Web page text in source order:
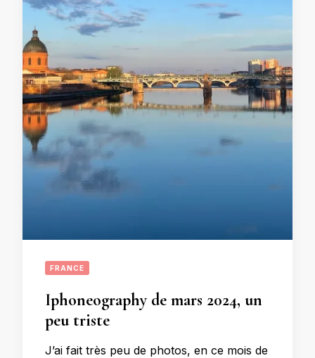
FRANCE
Iphoneography de mars 2024, un
peu triste
J’ai fait très peu de photos, en ce mois de